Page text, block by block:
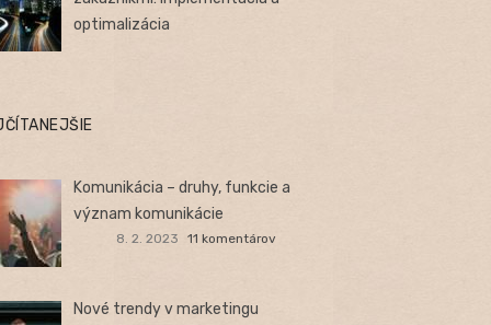
optimalizácia
Komunikácia – druhy, funkcie a
význam komunikácie
8. 2. 2023 11 komentárov
Nové trendy v marketingu